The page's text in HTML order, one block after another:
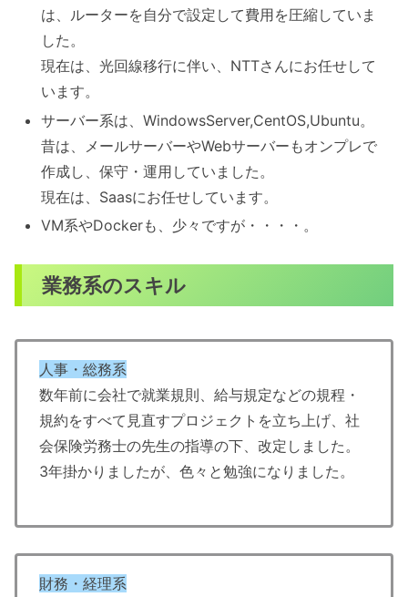
は、ルーターを自分で設定して費用を圧縮していま
した。
現在は、光回線移行に伴い、NTTさんにお任せして
います。
サーバー系は、WindowsServer,CentOS,Ubuntu。
昔は、メールサーバーやWebサーバーもオンプレで
作成し、保守・運用していました。
現在は、Saasにお任せしています。
VM系やDockerも、少々ですが・・・・。
業務系のスキル
人事・総務系
数年前に会社で就業規則、給与規定などの規程・
規約をすべて見直すプロジェクトを立ち上げ、社
会保険労務士の先生の指導の下、改定しました。
3年掛かりましたが、色々と勉強になりました。
財務・経理系